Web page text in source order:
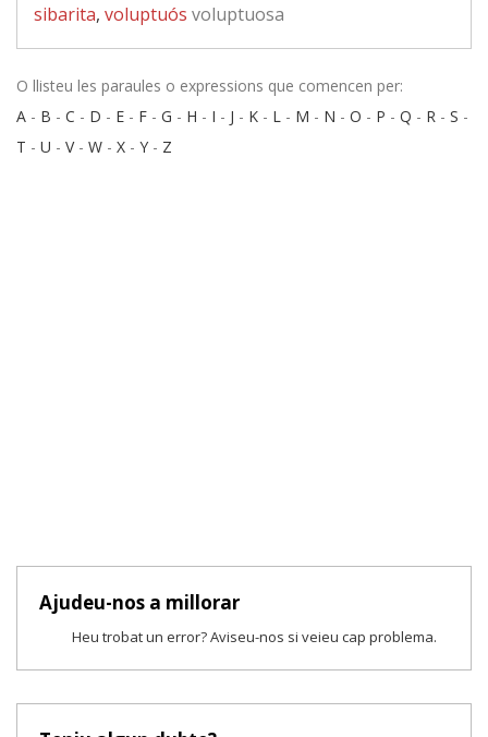
sibarita, voluptuós voluptuosa
O llisteu les paraules o expressions que comencen per:
A - B - C - D - E - F - G - H - I - J - K - L - M - N - O - P - Q - R - S -
T - U - V- W - X - Y - Z
Ajudeu-nos a millorar
Heu trobat un error? Aviseu-nos si veieu cap problema.